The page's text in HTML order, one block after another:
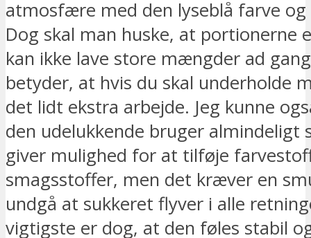
atmosfære med den lyseblå farve
Dog skal man huske, at portionerne
kan ikke lave store mængder ad
betyder, at hvis du skal underholde
det lidt ekstra arbejde. Jeg kunne
den udelukkende bruger almindeligt
giver mulighed for at tilføje
smagsstoffer, men det kræver en
undgå at sukkeret flyver i alle
vigtigste er dog, at den føles stabil